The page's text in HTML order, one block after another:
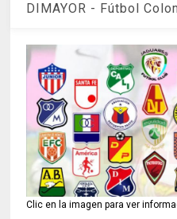
DIMAYOR - Fútbol
Clic en la imagen para ver